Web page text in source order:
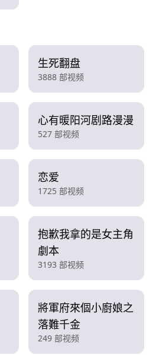
生死翻盘
3888 部视频
心有暖阳河剧路漫漫
527 部视频
恋爱
1725 部视频
抱歉我拿的是女主角
劇本
3193 部视频
將軍府來個小廚娘之
落難千金
249 部视频